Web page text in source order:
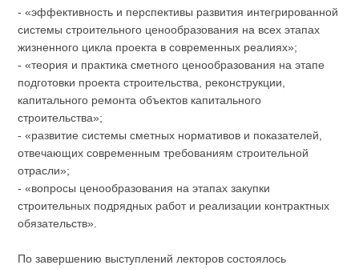
- «эффективность и перспективы развития интегрированной
системы строительного ценообразования на всех этапах
жизненного цикла проекта в современных реалиях»;
- «теория и практика сметного ценообразования на этапе
подготовки проекта строительства, реконструкции,
капитального ремонта объектов капитального
строительства»;
- «развитие системы сметных нормативов и показателей,
отвечающих современным требованиям строительной
отрасли»;
- «вопросы ценообразования на этапах закупки
строительных подрядных работ и реализации контрактных
обязательств».
По завершению выступлений лекторов состоялось